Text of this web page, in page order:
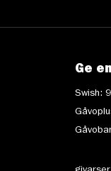
Ge
Swish: